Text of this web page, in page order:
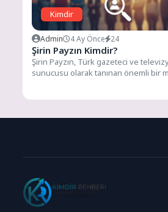
Kimdir
Admin 4 Ay Önce 24
Şirin Payzın Kimdir?
Şirin Payzın, Türk gazeteci ve
sunucusu olarak tanınan önemli bir